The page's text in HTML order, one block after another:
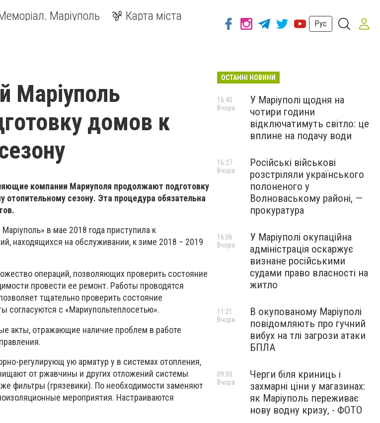
Маріуполь Карта міста
Рус
Маріуполь
домов к
компании Мариуполя продолжают подготовку
сезону. Эта процедура обязательна
в мае 2018 года приступила к
находящихся на обслуживании, к зиме 2018 – 2019
операций, позволяющих проверить состояние
провести ее ремонт. Работы проводятся
тщательно проверить состояние
согласуются с «Мариупольтеплосетью».
акты, отражающие наличие проблем в работе
регулирующ ую арматур у в системах отопления,
от ржавчины и других отложений системы
фильтры (грязевики). По необходимости заменяют
мероприятия. Настраиваются
ОСТАННІ НОВИНИ
У Маріуполі щодня на
чотири години
відключатимуть світло: це
вплине на подачу води
16:45
Вчора
Російські військові
розстріляли українського
полоненого у
Волноваському районі, —
прокуратура
16:27
Вчора
У Маріуполі окупаційна
адміністрація оскаржує
визнане російськими
судами право власності на
житло
16:06
Вчора
В окупованому Маріуполі
повідомляють про гучний
вибух на тлі загрози атаки
БПЛА
11:21
Вчора
Черги біля криниць і
захмарні ціни у магазинах:
як Маріуполь переживає
нову водну кризу, - ФОТО
09:00
Вчора